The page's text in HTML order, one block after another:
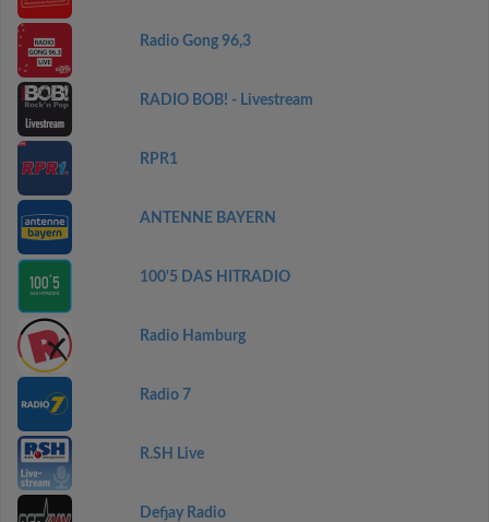
Radio Gong 96,3
RADIO BOB! - Livestream
RPR1
ANTENNE BAYERN
100'5 DAS HITRADIO
Radio Hamburg
Radio 7
R.SH Live
Defjay Radio